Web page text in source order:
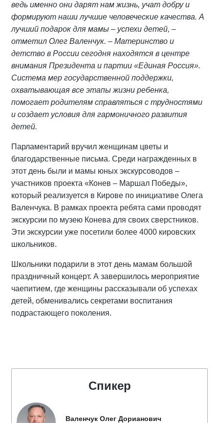
ведь именно они дарят нам жизнь, учат добру и
формируют наши лучшие человеческие качества. А
лучший подарок для мамы – успехи детей, –
отметил Олег Валенчук. – Материнство и
детство в России сегодня находятся в центре
внимания Президента и партии «Единая Россия».
Система мер государственной поддержки,
охватывающая все этапы жизни ребенка,
помогает родителям справляться с трудностями
и создает условия для гармоничного развития
детей.
Парламентарий вручил женщинам цветы и
благодарственные письма. Среди награжденных в
этот день были и мамы юных экскурсоводов –
участников проекта «Конев – Маршал Победы»,
который реализуется в Кирове по инициативе Олега
Валенчука. В рамках проекта ребята сами проводят
экскурсии по музею Конева для своих сверстников.
Эти экскурсии уже посетили более 4000 кировских
школьников.
Школьники подарили в этот день мамам большой
праздничный концерт. А завершилось мероприятие
чаепитием, где женщины рассказывали об успехах
детей, обменивались секретами воспитания
подрастающего поколения.
Спикер
Валенчук Олег Дорианович